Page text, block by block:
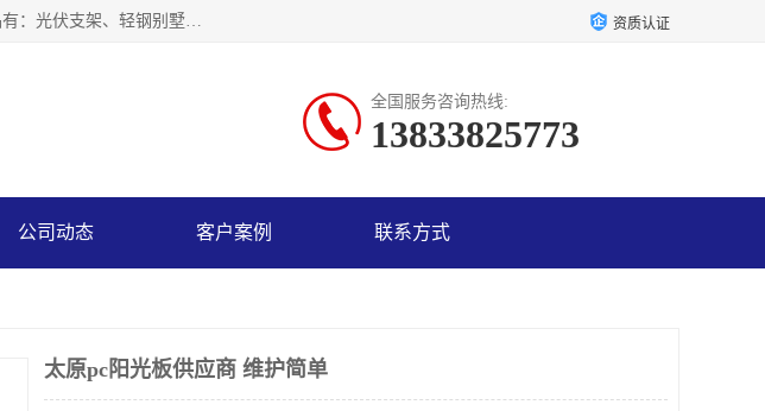
神龙拜耳科技衡水股份有限公司河北一家生产光伏支架，轻钢别墅，阳光板、耐力板的公司，主要产品有：光伏支架、轻钢别墅、阳光板、耐力板、采光板等，公司参与制定了多项标准。 资质认证
全国服务咨询热线:
13833825773
公司动态 客户案例 联系方式
太原pc阳光板供应商 维护简单